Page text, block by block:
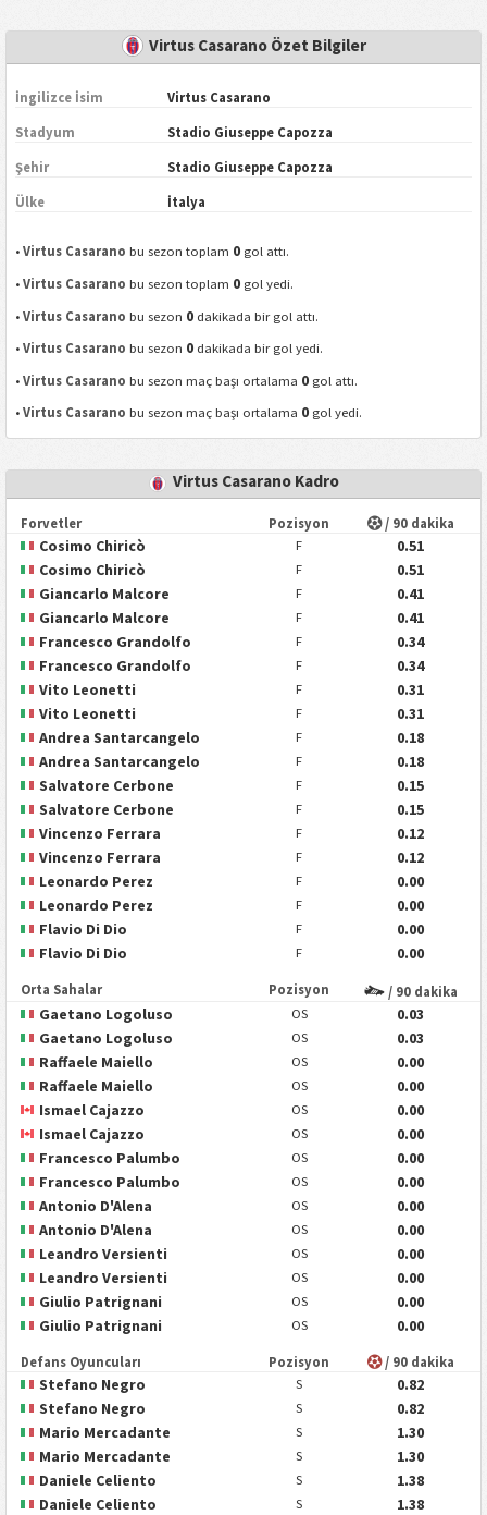
Virtus Casarano Özet Bilgiler
İngilizce İsim Virtus Casarano
Stadyum Stadio Giuseppe Capozza
Şehir Stadio Giuseppe Capozza
Ülke İtalya
•Virtus Casarano bu sezon toplam 0 gol attı.
•Virtus Casarano bu sezon toplam 0 gol yedi.
•Virtus Casarano bu sezon 0 dakikada bir gol attı.
•Virtus Casarano bu sezon 0 dakikada bir gol yedi.
•Virtus Casarano bu sezon maç başı ortalama 0 gol attı.
•Virtus Casarano bu sezon maç başı ortalama 0 gol yedi.
Virtus Casarano Kadro
Forvetler Pozisyon / 90 dakika
Cosimo Chiricò F
0.51
Cosimo Chiricò
F
0.51
Giancarlo Malcore
F
0.41
Giancarlo Malcore
F
0.41
Francesco Grandolfo
F
0.34
Francesco Grandolfo
F
0.34
Vito Leonetti
F
0.31
Vito Leonetti
F
0.31
Andrea Santarcangelo
F
0.18
Andrea Santarcangelo
F
0.18
Salvatore Cerbone
F
0.15
Salvatore Cerbone
F
0.15
Vincenzo Ferrara
F
0.12
Vincenzo Ferrara
F
0.12
Leonardo Perez
F
0.00
Leonardo Perez
F
0.00
Flavio Di Dio
F
0.00
Flavio Di Dio
F 0.00
Orta Sahalar Pozisyon / 90 dakika
Gaetano Logoluso OS
0.03
Gaetano Logoluso
OS
0.03
Raffaele Maiello
OS
0.00
Raffaele Maiello
OS
0.00
Ismael Cajazzo
OS
0.00
Ismael Cajazzo
OS
0.00
Francesco Palumbo
OS
0.00
Francesco Palumbo
OS
0.00
Antonio D'Alena
OS
0.00
Antonio D'Alena
OS
0.00
Leandro Versienti
OS
0.00
Leandro Versienti
OS
0.00
Giulio Patrignani
OS
0.00
Giulio Patrignani
OS 0.00
Defans Oyuncuları Pozisyon / 90 dakika
Stefano Negro S
0.82
Stefano Negro
S
0.82
Mario Mercadante
S
1.30
Mario Mercadante
S
1.30
Daniele Celiento
S
1.38
Daniele Celiento
S 1.38